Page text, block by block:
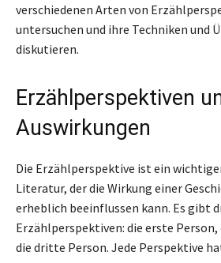
verschiedenen Arten von
untersuchen und ihre Techniken und
diskutieren.
Erzählperspektiven
Auswirkungen
Die Erzählperspektive ist ein
Literatur, der die Wirkung einer
erheblich beeinflussen kann. Es gibt
Erzählperspektiven: die erste
die dritte Person. Jede Perspektive